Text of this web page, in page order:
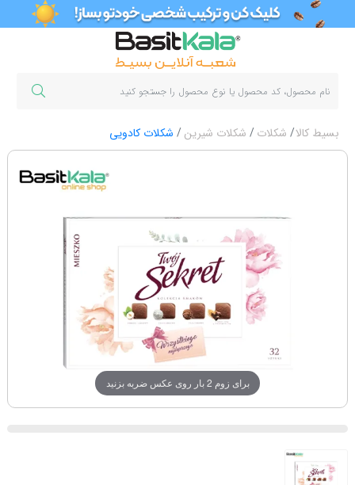
بسیط کالا شکلات شکلات شیرین شکلات کادویی
برای زوم 2 بار روی عکس ضربه بزنید